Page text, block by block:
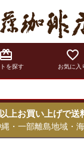
card_giftcard
を探す
favorite_border
お気に入
上お買い上げで送
・一部離島地域・海